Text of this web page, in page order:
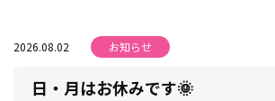
2026.08.02 お知らせ
日・月はお休みです🌞